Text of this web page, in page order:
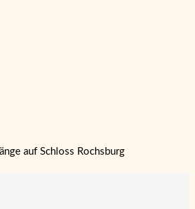
auf Schloss Rochsburg